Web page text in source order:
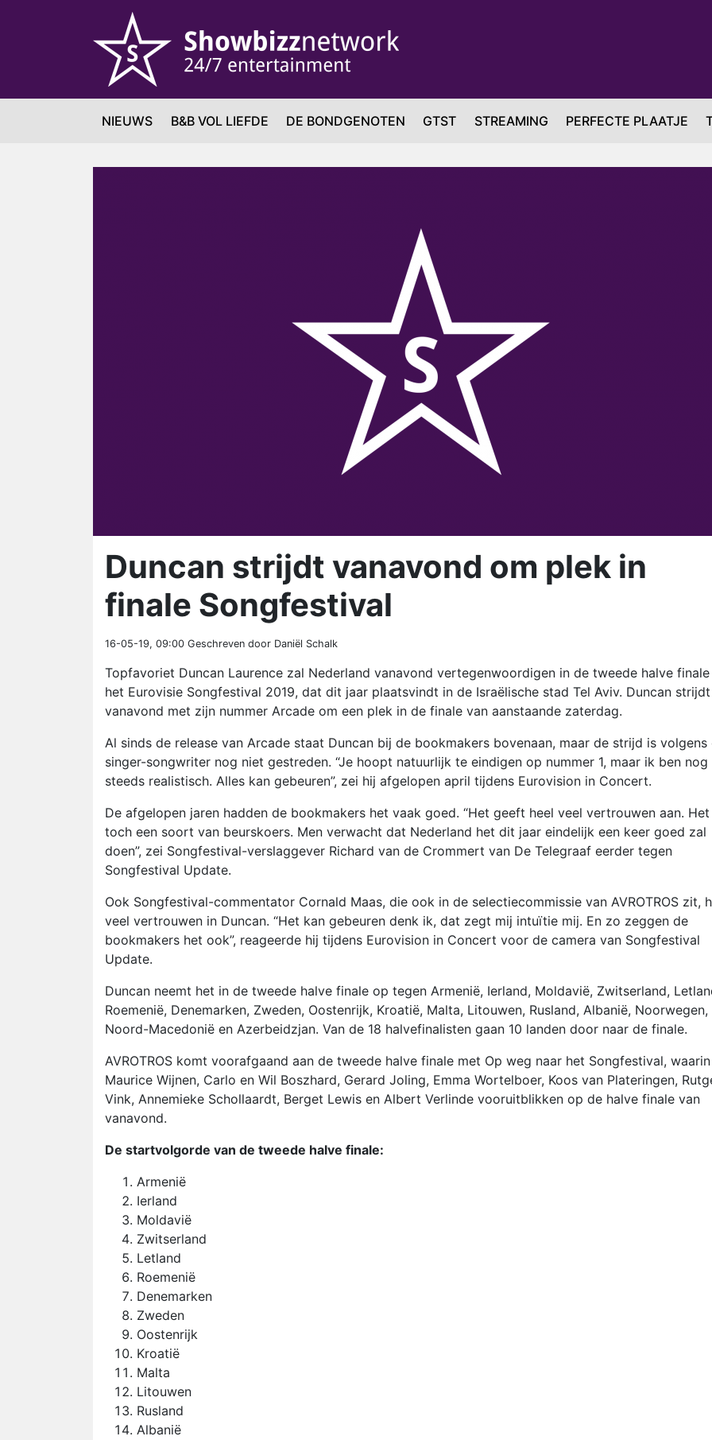
NIEUWS B&B VOL LIEFDE DE BONDGENOTEN GTST STREAMING PERFECTE PLAATJE
Duncan strijdt vanavond om plek in
finale Songfestival
16-05-19, 09:00 Geschreven door Daniël Schalk
Topfavoriet Duncan Laurence zal Nederland vanavond vertegenwoordigen in de tweede halve
het Eurovisie Songfestival 2019, dat dit jaar plaatsvindt in de Israëlische stad Tel Aviv. Duncan strijdt
vanavond met zijn nummer Arcade om een plek in de finale van aanstaande zaterdag.
Al sinds de release van Arcade staat Duncan bij de bookmakers bovenaan, maar de strijd is volgens
singer-songwriter nog niet gestreden. “Je hoopt natuurlijk te eindigen op nummer 1, maar ik ben nog
steeds realistisch. Alles kan gebeuren”, zei hij afgelopen april tijdens Eurovision in Concert.
De afgelopen jaren hadden de bookmakers het vaak goed. “Het geeft heel veel vertrouwen aan.
toch een soort van beurskoers. Men verwacht dat Nederland het dit jaar eindelijk een keer goed zal
doen”, zei Songfestival-verslaggever Richard van de Crommert van De Telegraaf eerder tegen
Songfestival Update.
Ook Songfestival-commentator Cornald Maas, die ook in de selectiecommissie van AVROTROS zit,
veel vertrouwen in Duncan. “Het kan gebeuren denk ik, dat zegt mij intuïtie mij. En zo zeggen de
bookmakers het ook”, reageerde hij tijdens Eurovision in Concert voor de camera van Songfestival
Update.
Duncan neemt het in de tweede halve finale op tegen Armenië, Ierland, Moldavië, Zwitserland,
Roemenië, Denemarken, Zweden, Oostenrijk, Kroatië, Malta, Litouwen, Rusland, Albanië, Noorwegen,
Noord-Macedonië en Azerbeidzjan. Van de 18 halvefinalisten gaan 10 landen door naar de finale.
AVROTROS komt voorafgaand aan de tweede halve finale met Op weg naar het Songfestival, waarin
Maurice Wijnen, Carlo en Wil Boszhard, Gerard Joling, Emma Wortelboer, Koos van Plateringen,
Vink, Annemieke Schollaardt, Berget Lewis en Albert Verlinde vooruitblikken op de halve finale van
vanavond.
De startvolgorde van de tweede halve finale:
Armenië
Ierland
Moldavië
Zwitserland
Letland
Roemenië
Denemarken
Zweden
Oostenrijk
Kroatië
Malta
Litouwen
Rusland
Albanië